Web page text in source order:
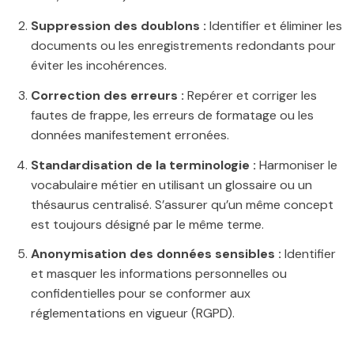
Suppression des doublons : Identifier et éliminer les
documents ou les enregistrements redondants pour
éviter les incohérences.
Correction des erreurs : Repérer et corriger les
fautes de frappe, les erreurs de formatage ou les
données manifestement erronées.
Standardisation de la terminologie : Harmoniser le
vocabulaire métier en utilisant un glossaire ou un
thésaurus centralisé. S’assurer qu’un même concept
est toujours désigné par le même terme.
Anonymisation des données sensibles : Identifier
et masquer les informations personnelles ou
confidentielles pour se conformer aux
réglementations en vigueur (RGPD).